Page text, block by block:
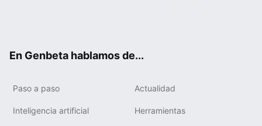
En Genbeta hablamos de...
Paso a paso Actualidad
Inteligencia artificial Herramientas